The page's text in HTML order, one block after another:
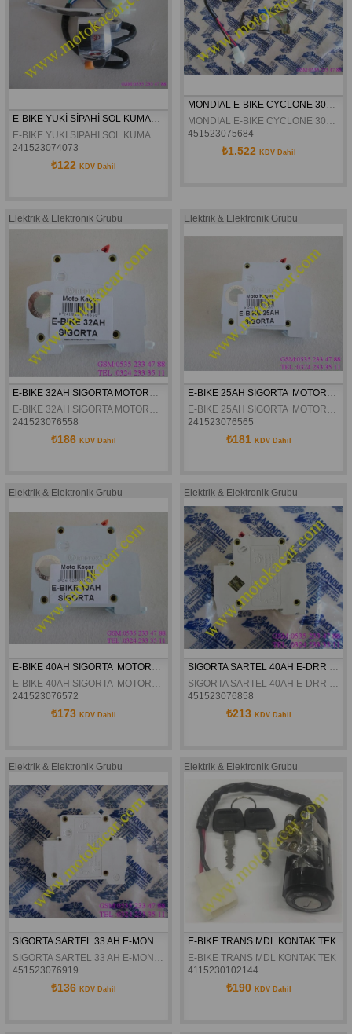
E-BIKE YUKİ SİPAHİ SOL KUMANDA
E-BIKE YUKİ SİPAHİ SOL KUMANDA
241523074073
₺122 KDV Dahil
451523075684
₺1.522 KDV Dahil
Elektrik & Elektronik Grubu
241523076558
₺186 KDV Dahil
Elektrik & Elektronik Grubu
241523076565
₺181 KDV Dahil
Elektrik & Elektronik Grubu
241523076572
₺173 KDV Dahil
Elektrik & Elektronik Grubu
451523076858
₺213 KDV Dahil
Elektrik & Elektronik Grubu
451523076919
₺136 KDV Dahil
Elektrik & Elektronik Grubu
E-BIKE TRANS MDL KONTAK TEK
E-BIKE TRANS MDL KONTAK TEK
4115230102144
₺190 KDV Dahil